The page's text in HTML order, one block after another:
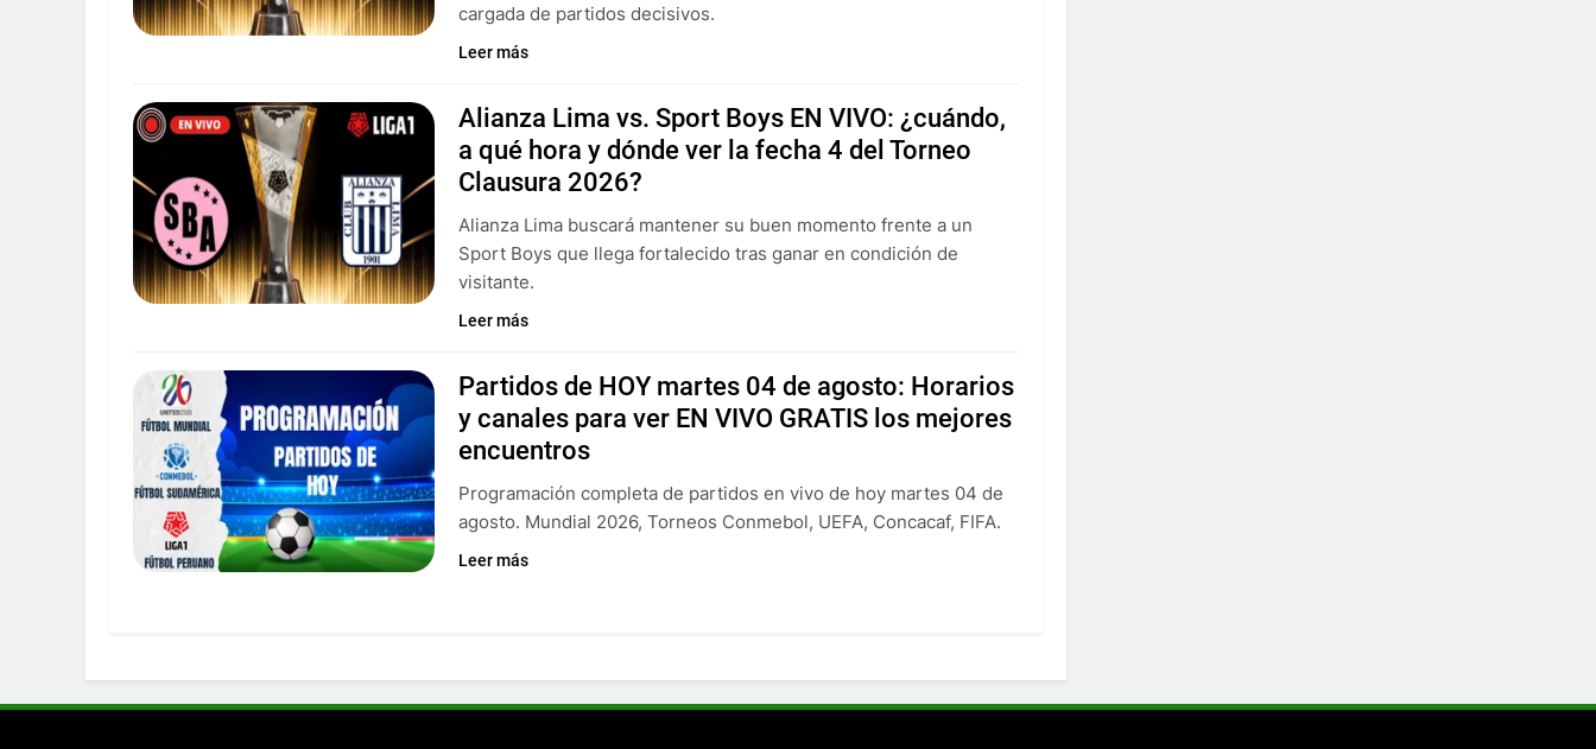
cargada de partidos decisivos.
Leer más
Alianza Lima vs. Sport Boys EN VIVO: ¿cuándo,
a qué hora y dónde ver la fecha 4 del Torneo
Clausura 2026?
Alianza Lima buscará mantener su buen momento frente a un
Sport Boys que llega fortalecido tras ganar en condición de
visitante.
Leer más
Partidos de HOY martes 04 de agosto: Horarios
y canales para ver EN VIVO GRATIS los mejores
encuentros
Programación completa de partidos en vivo de hoy martes 04 de
agosto. Mundial 2026, Torneos Conmebol, UEFA, Concacaf, FIFA.
Leer más